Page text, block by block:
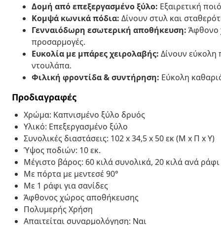
Δομή από επεξεργασμένο ξύλο: Εξαιρετική
Κομψά κωνικά πόδια: Δίνουν στυλ και
Γενναιόδωρη εσωτερική αποθήκευση: Άφθονο
προσαρμογές.
Ευκολία με μπάρες χειρολαβής: Δίνουν εύκολη
ντουλάπα.
Φιλική φροντίδα & συντήρηση: Εύκολη
Προδιαγραφές
Χρώμα: Καπνισμένο ξύλο δρυός
Υλικό: Επεξεργασμένο ξύλο
Συνολικές διαστάσεις: 102 x 34,5 x 50 εκ (Μ x Π x Υ)
Ύψος ποδιών: 10 εκ.
Μέγιστο βάρος: 60 κιλά συνολικά, 20 κιλά ανά ράφι
Με πόρτα με μεντεσέ 90°
Με 1 ράφι για σανίδες
Άφθονος χώρος αποθήκευσης
Πολυμερής Χρήση
Απαιτείται συναρμολόγηση: Ναι